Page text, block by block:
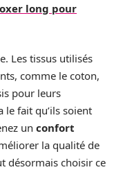
long pour
Les tissus utilisés
comme le coton,
pour leurs
le fait qu’ils soient
un confort
la qualité de
désormais choisir ce